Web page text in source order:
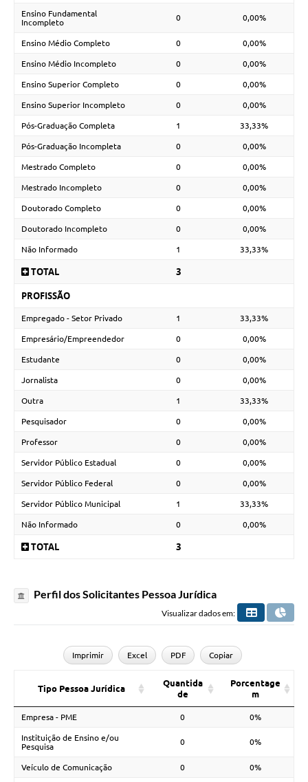
Ensino Fundamental
Incompleto
0 0,00%
Ensino Médio Completo 0 0,00%
Ensino Médio Incompleto 0 0,00%
Ensino Superior Completo 0 0,00%
Ensino Superior Incompleto 0 0,00%
Pós-Graduação Completa 1 33,33%
Pós-Graduação Incompleta 0 0,00%
Mestrado Completo 0 0,00%
Mestrado Incompleto 0 0,00%
Doutorado Completo 0 0,00%
Doutorado Incompleto 0 0,00%
Não Informado 1 33,33%
TOTAL
3
PROFISSÃO
Empregado - Setor Privado 1 33,33%
Empresário/Empreendedor 0 0,00%
Estudante 0 0,00%
Jornalista 0 0,00%
Outra 1 33,33%
Pesquisador 0 0,00%
Professor 0 0,00%
Servidor Público Estadual 0 0,00%
Servidor Público Federal 0 0,00%
Servidor Público Municipal 1 33,33%
Não Informado 0 0,00%
TOTAL 3
Perfil dos Solicitantes Pessoa Jurídica
Visualizar dados em:
Imprimir Excel PDF Copiar
Tipo Pessoa Jurídica
Quantida
de
Porcentage
m
Empresa - PME 0 0%
Instituição de Ensino e/ou
Pesquisa
0 0%
Veículo de Comunicação 0 0%